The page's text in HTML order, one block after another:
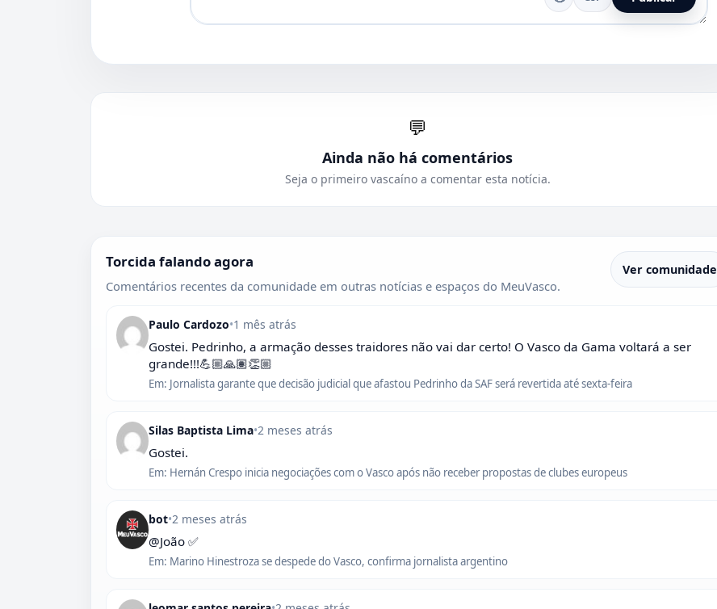
💬
Ainda não há comentários
Seja o primeiro vascaíno a comentar esta notícia.
Torcida falando agora
Comentários recentes da comunidade em outras notícias e espaços do MeuVasco.
Ver comunidade
Paulo Cardozo•1 mês atrás
Gostei. Pedrinho, a armação desses traidores não vai dar certo! O Vasco da Gama voltará a ser
grande!!!💪🏼🙏🏽👏🏼
Em: Jornalista garante que decisão judicial que afastou Pedrinho da SAF será revertida até sexta-feira
Silas Baptista Lima•2 meses atrás
Gostei.
Em: Hernán Crespo inicia negociações com o Vasco após não receber propostas de clubes europeus
bot•2 meses atrás
@João ✅
Em: Marino Hinestroza se despede do Vasco, confirma jornalista argentino